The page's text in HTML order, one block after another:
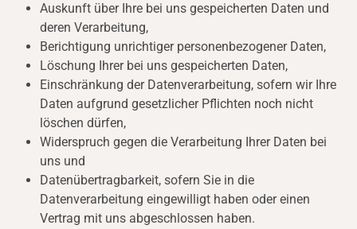
Auskunft über Ihre bei uns gespeicherten Daten und
deren Verarbeitung,
Berichtigung unrichtiger personenbezogener Daten,
Löschung Ihrer bei uns gespeicherten Daten,
Einschränkung der Datenverarbeitung, sofern wir Ihre
Daten aufgrund gesetzlicher Pflichten noch nicht
löschen dürfen,
Widerspruch gegen die Verarbeitung Ihrer Daten bei
uns und
Datenübertragbarkeit, sofern Sie in die
Datenverarbeitung eingewilligt haben oder einen
Vertrag mit uns abgeschlossen haben.